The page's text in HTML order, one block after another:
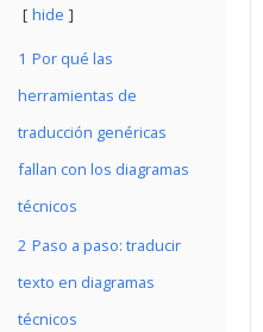
hide
1 Por qué las
herramientas de
traducción genéricas
fallan con los diagramas
técnicos
2 Paso a paso: traducir
texto en diagramas
técnicos